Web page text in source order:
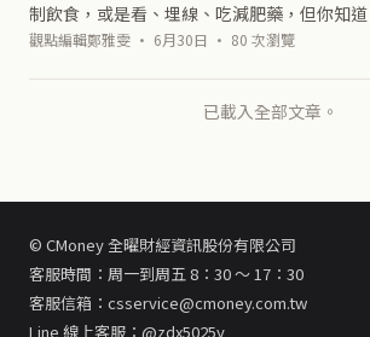
制飲食，或是看、埋線、吃減肥藥，但你知
傷身嗎？到底該怎麼做，才能健康減重？又快
觀點編輯鄭雅雯 · 6月30日 · 80 次瀏覽
已載入全部文章。
© CMoney 全曜財經資訊股份有限公司
客服時間：周一到周五 8：30 ～ 17：30
客服信箱：csservice@cmoney.com.tw
Line 線上客服：@zdx5025y